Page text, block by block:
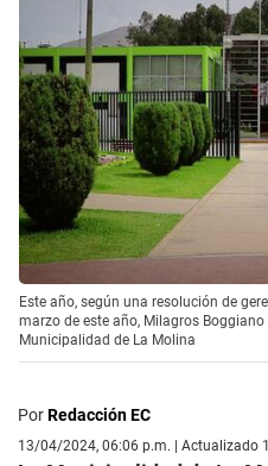
Este año, según una resolución de
marzo de este año, Milagros
Municipalidad de La Molina
PorRedacción EC
13/04/2024, 06:06 p.m. | Actualizado